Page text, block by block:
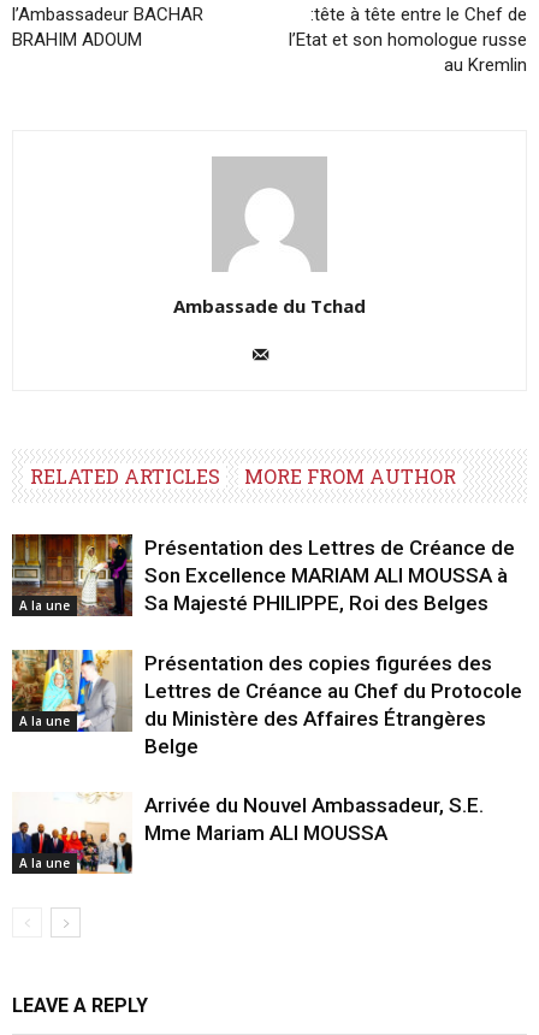
l’Ambassadeur BACHAR
BRAHIM ADOUM
:tête à tête entre le Chef de
l’Etat et son homologue russe
au Kremlin
Ambassade du Tchad
RELATED ARTICLES MORE FROM AUTHOR
A la une
Présentation des Lettres de Créance de
Son Excellence MARIAM ALI MOUSSA à
Sa Majesté PHILIPPE, Roi des Belges
A la une
Présentation des copies figurées des
Lettres de Créance au Chef du Protocole
du Ministère des Affaires Étrangères
Belge
A la une
Arrivée du Nouvel Ambassadeur, S.E.
Mme Mariam ALI MOUSSA
LEAVE A REPLY